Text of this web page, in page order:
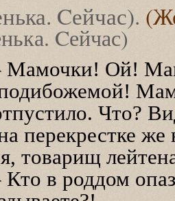
Cейчас).
Cейчас)
Мамочки! Ой!
Что?
перекрестке
товарищ
Кто в роддом